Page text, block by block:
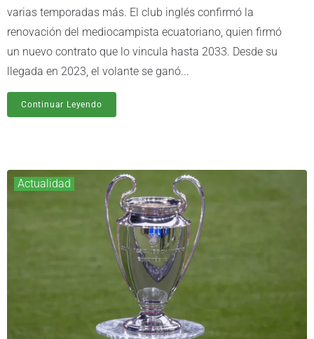
varias temporadas más. El club inglés confirmó la
renovación del mediocampista ecuatoriano, quien firmó
un nuevo contrato que lo vincula hasta 2033. Desde su
llegada en 2023, el volante se ganó...
Continuar Leyendo
Actualidad